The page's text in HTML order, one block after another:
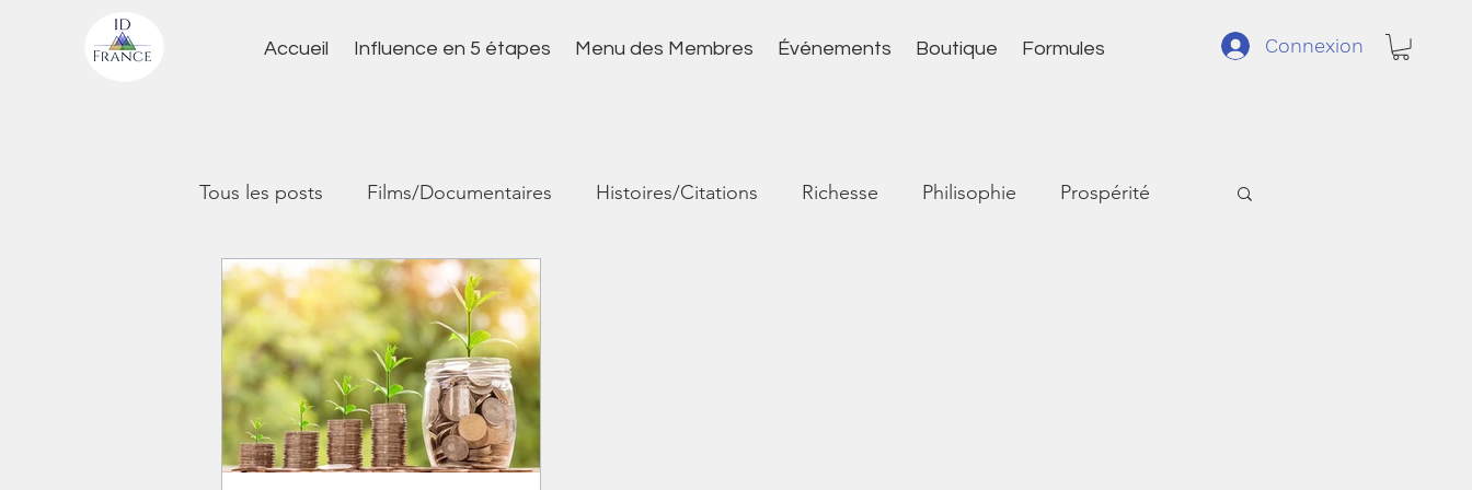
Accueil Influence en 5 étapes Menu des Membres Événements Boutique Formules Connexion
Tous les posts Films/Documentaires Histoires/Citations Richesse Philisophie Prospérité
Productivité